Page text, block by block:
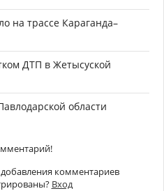
на трассе Караганда–
ДТП в Жетысуской
области
комментариев
Вход